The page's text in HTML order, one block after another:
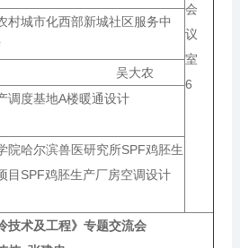
会
议
室
6
村城市化西部新城社区服务中
楼 吴大农
调度基地A楼暖通设计
院哈尔滨兽医研究所SPF鸡胚生
目SPF鸡胚生产厂房空调设计
技术及工程》专题交流会